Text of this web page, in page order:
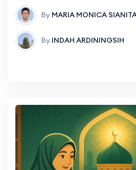
By MARIA MONICA
By INDAH ARDININGSIH